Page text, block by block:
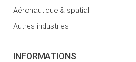
Aéronautique & spatial
Autres industries
INFORMATIONS